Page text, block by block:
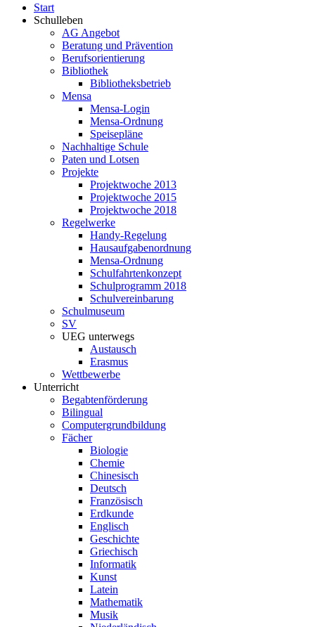
Start
Schulleben
AG Angebot
Beratung und Prävention
Berufsorientierung
Bibliothek
Bibliotheksbetrieb
Mensa
Mensa-Login
Mensa-Ordnung
Speisepläne
Nachhaltige Schule
Paten und Lotsen
Projekte
Projektwoche 2013
Projektwoche 2015
Projektwoche 2018
Regelwerke
Handy-Regelung
Hausaufgabenordnung
Mensa-Ordnung
Schulfahrtenkonzept
Schulprogramm 2018
Schulvereinbarung
Schulmuseum
SV
UEG unterwegs
Austausch
Erasmus
Wettbewerbe
Unterricht
Begabtenförderung
Bilingual
Computergrundbildung
Fächer
Biologie
Chemie
Chinesisch
Deutsch
Französisch
Erdkunde
Englisch
Geschichte
Griechisch
Informatik
Kunst
Latein
Mathematik
Musik